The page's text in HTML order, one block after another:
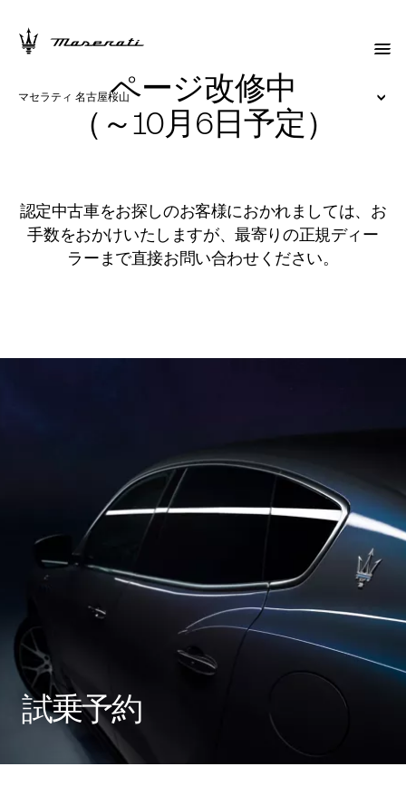
マセラティ 名古屋桜山ページ改修中
（～10月6日予定）
認定中古車をお探しのお客様におかれましては、お
手数をおかけいたしますが、最寄りの正規ディー
ラーまで直接お問い合わせください。
試乗予約